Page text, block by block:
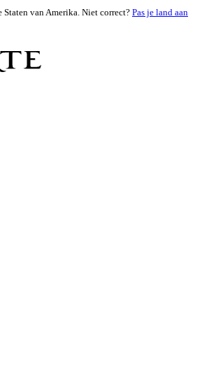
Staten van Amerika. Niet correct? Pas je land aan